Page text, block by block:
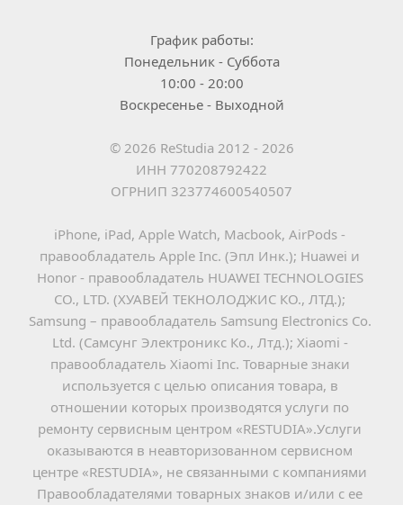
График работы:
Понедельник - Суббота
10:00 - 20:00
Воскресенье - Выходной
© 2026 ReStudia 2012 - 2026
ИНН 770208792422
ОГРНИП 323774600540507
iPhone, iPad, Apple Watch, Macbook, AirPods -
правообладатель Apple Inc. (Эпл Инк.); Huawei и
Honor - правообладатель HUAWEI TECHNOLOGIES
CO., LTD. (ХУАВЕЙ ТЕКНОЛОДЖИС КО., ЛТД.);
Samsung – правообладатель Samsung Electronics Co.
Ltd. (Самсунг Электроникс Ко., Лтд.); Xiaomi -
правообладатель Xiaomi Inc. Товарные знаки
используется с целью описания товара, в
отношении которых производятся услуги по
ремонту сервисным центром «RESTUDIA».Услуги
оказываются в неавторизованном сервисном
центре «RESTUDIA», не связанными с компаниями
Правообладателями товарных знаков и/или с ее